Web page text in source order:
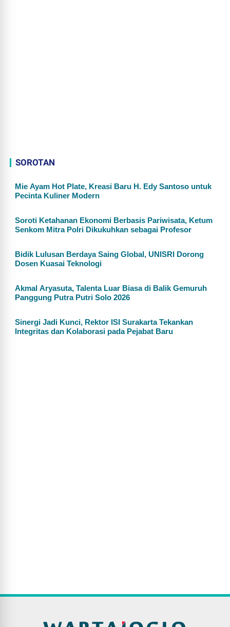
SOROTAN
Mie Ayam Hot Plate, Kreasi Baru H. Edy Santoso untuk
Pecinta Kuliner Modern
Soroti Ketahanan Ekonomi Berbasis Pariwisata, Ketum
Senkom Mitra Polri Dikukuhkan sebagai Profesor
Bidik Lulusan Berdaya Saing Global, UNISRI Dorong
Dosen Kuasai Teknologi
Akmal Aryasuta, Talenta Luar Biasa di Balik Gemuruh
Panggung Putra Putri Solo 2026
Sinergi Jadi Kunci, Rektor ISI Surakarta Tekankan
Integritas dan Kolaborasi pada Pejabat Baru